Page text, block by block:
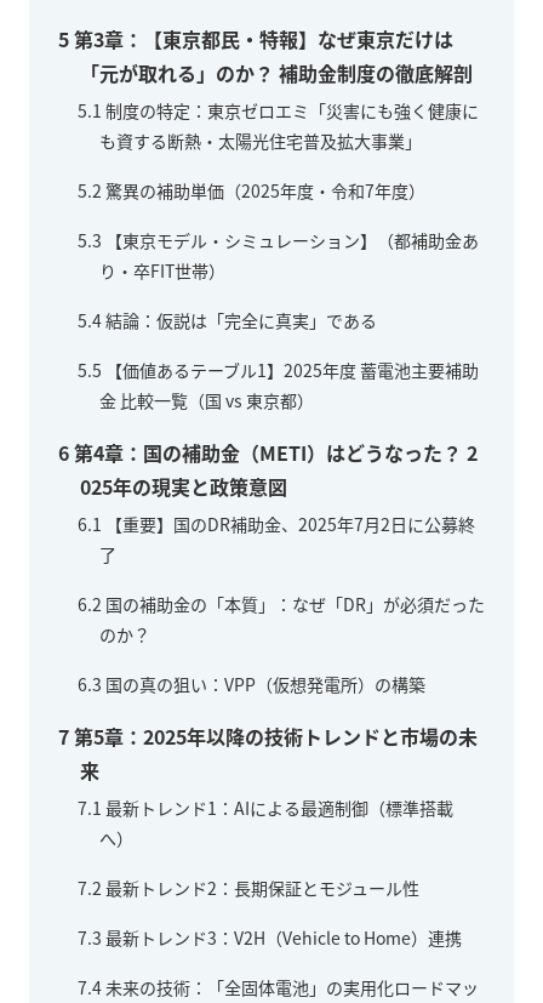
5第3章：【東京都民・特報】なぜ東京だけは
「元が取れる」のか？ 補助金制度の徹底解剖
5.1 制度の特定：東京ゼロエミ「災害にも強く健康に
も資する断熱・太陽光住宅普及拡大事業」
5.2 驚異の補助単価（2025年度・令和7年度）
5.3 【東京モデル・シミュレーション】（都補助金あ
り・卒FIT世帯）
5.4結論：仮説は「完全に真実」である
5.5 【価値あるテーブル1】2025年度 蓄電池主要補助
金 比較一覧（国 vs 東京都）
6第4章：国の補助金（METI）はどうなった？ 2
025年の現実と政策意図
6.1
【重要】国のDR補助金、2025年7月2日に公募終
了
6.2 国の補助金の「本質」：なぜ「DR」が必須だった
のか？
6.3 国の真の狙い：VPP（仮想発電所）の構築
7第5章：2025年以降の技術トレンドと市場の未
来
7.1 最新トレンド1：AIによる最適制御（標準搭載
へ）
7.2 最新トレンド2：長期保証とモジュール性
7.3 最新トレンド3：V2H（Vehicle to Home）連携
7.4未来の技術：「全固体電池」の実用化ロードマッ